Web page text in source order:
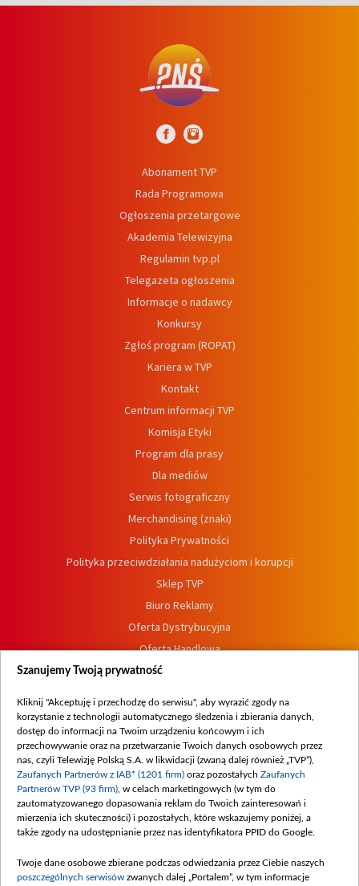
Abonament TVP
Rada Programowa
Ogłoszenia przetargowe
Akademia Telewizyjna
Regulamin tvp.pl
Telegazeta ogłoszenia
Informacje o nadawcy
Konkursy
Zgłoś program (ROPAT)
Kariera w TVP
Kontakt
Centrum informacji TVP
Komisja Etyki
Program dla prasy
Dla mediów
Serwis fotograficzny
Merchandising (znaki)
Polityka Prywatności
Polityka przeciwdziałania nadużyciom i korupcji
Sklep TVP
Biuro Reklamy
Oferta Dystrybucyjna
Oferta Handlowa
Dostępność
Procedura zgłoszeń wewnętrznych
Szanujemy Twoją prywatność
Kliknij "Akceptuję i przechodzę do serwisu", aby wyrazić zgody na
korzystanie z technologii automatycznego śledzenia i zbierania danych,
dostęp do informacji na Twoim urządzeniu końcowym i ich
przechowywanie oraz na przetwarzanie Twoich danych osobowych przez
nas, czyli Telewizję Polską S.A. w likwidacji (zwaną dalej również „TVP”),
Zaufanych Partnerów z IAB* (1201 firm) oraz pozostałych Zaufanych
Partnerów TVP (93 firm) , w celach marketingowych (w tym do
zautomatyzowanego dopasowania reklam do Twoich zainteresowań i
mierzenia ich skuteczności) i pozostałych, które wskazujemy poniżej, a
także zgody na udostępnianie przez nas identyfikatora PPID do Google.
Twoje dane osobowe zbierane podczas odwiedzania przez Ciebie naszych
poszczególnych serwisów zwanych dalej „Portalem”, w tym informacje